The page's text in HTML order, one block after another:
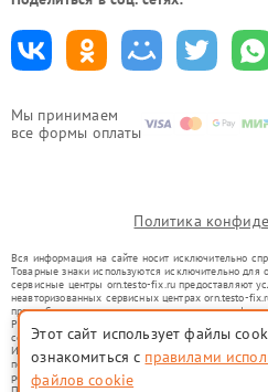
Мы принимаем
все формы оплаты
Политика
Вся информация на сайте носит исключительно
Товарные знаки используются исключительно для
сервисные центры orn.testo-fix.ru предоставляют
неавторизованных сервисных центрах orn.testo-
правообладателями товарных знаков или их
Ремонт осуществляется для устройств, уже
со статьей 1487 ГК РФ.
Использование товарных знаков не преследует
потребителей в заблуждение, а служит для
ремонту техники указанных брендов.
Этот сайт использует файлы
ознакомиться с правилами
файлов cookie